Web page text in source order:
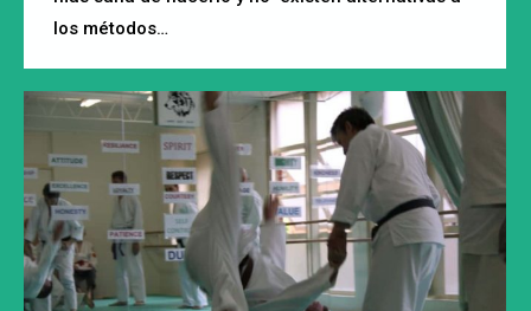
los métodos…